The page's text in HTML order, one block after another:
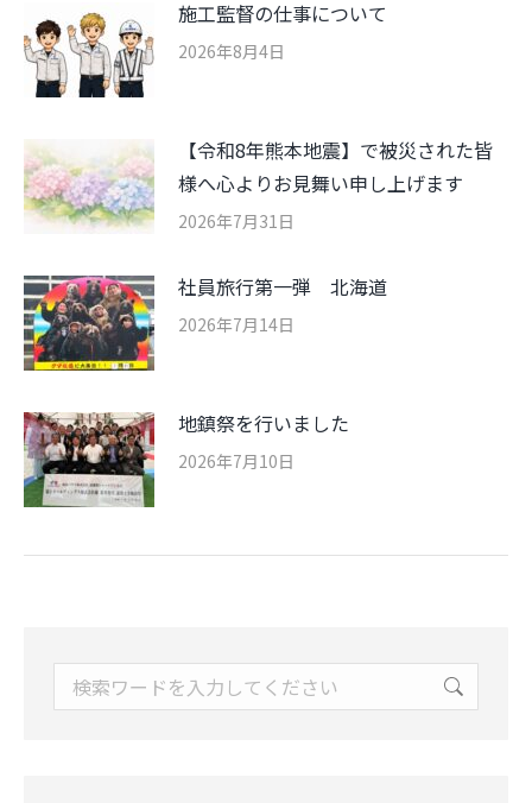
施工監督の仕事について
2026年8月4日
【令和8年熊本地震】で被災された皆
様へ心よりお見舞い申し上げます
2026年7月31日
社員旅行第一弾 北海道
2026年7月14日
地鎮祭を行いました
2026年7月10日
Search: